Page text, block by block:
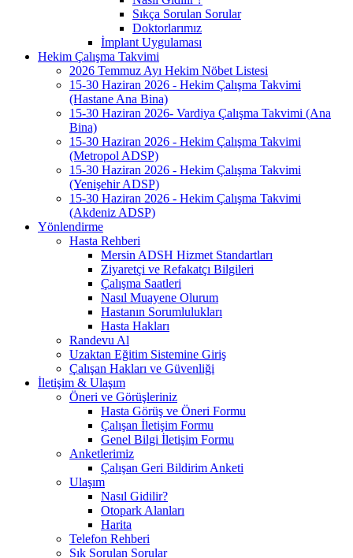
Sıkça Sorulan Sorular
Doktorlarımız
İmplant Uygulaması
Hekim Çalışma Takvimi
2026 Temmuz Ayı Hekim Nöbet Listesi
15-30 Haziran 2026 - Hekim Çalışma Takvimi
(Hastane Ana Bina)
15-30 Haziran 2026- Vardiya Çalışma Takvimi (Ana
Bina)
15-30 Haziran 2026 - Hekim Çalışma Takvimi
(Metropol ADSP)
15-30 Haziran 2026 - Hekim Çalışma Takvimi
(Yenişehir ADSP)
15-30 Haziran 2026 - Hekim Çalışma Takvimi
(Akdeniz ADSP)
Yönlendirme
Hasta Rehberi
Mersin ADSH Hizmet Standartları
Ziyaretçi ve Refakatçı Bilgileri
Çalışma Saatleri
Nasıl Muayene Olurum
Hastanın Sorumlulukları
Hasta Hakları
Randevu Al
Uzaktan Eğitim Sistemine Giriş
Çalışan Hakları ve Güvenliği
İletişim & Ulaşım
Öneri ve Görüşleriniz
Hasta Görüş ve Öneri Formu
Çalışan İletişim Formu
Genel Bilgi İletişim Formu
Anketlerimiz
Çalışan Geri Bildirim Anketi
Ulaşım
Nasıl Gidilir?
Otopark Alanları
Harita
Telefon Rehberi
Sık Sorulan Sorular